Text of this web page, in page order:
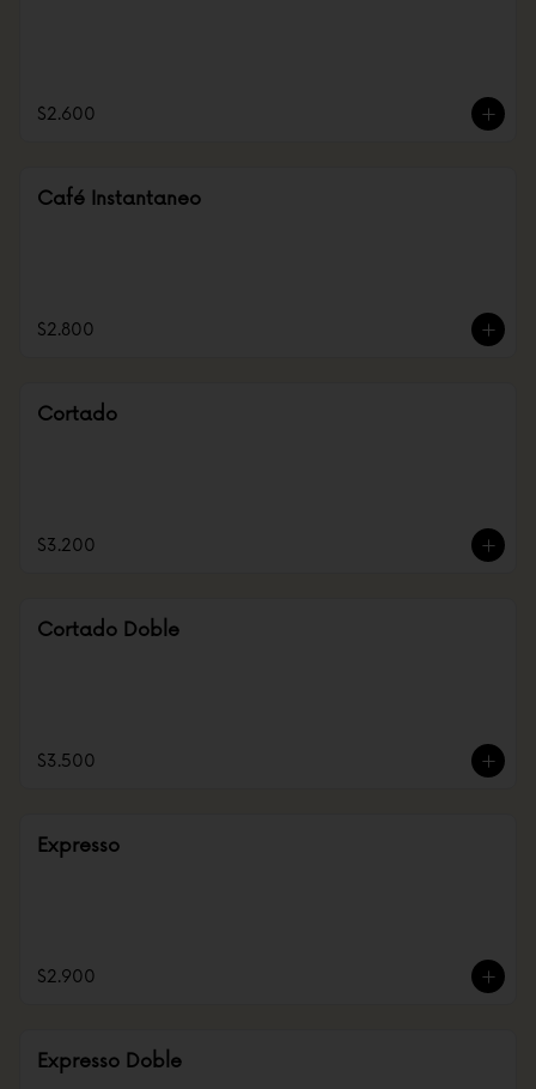
$2.600
Café Instantaneo
$2.800
Cortado
$3.200
Cortado Doble
$3.500
Expresso
$2.900
Expresso Doble